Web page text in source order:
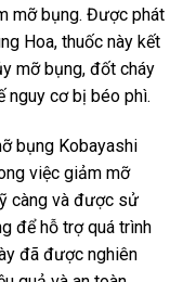
mỡ bụng. Được phát
Hoa, thuốc này kết
mỡ bụng, đốt cháy
nguy cơ bị béo phì.
bụng Kobayashi
việc giảm mỡ
càng và được sử
để hỗ trợ quá trình
đã được nghiên